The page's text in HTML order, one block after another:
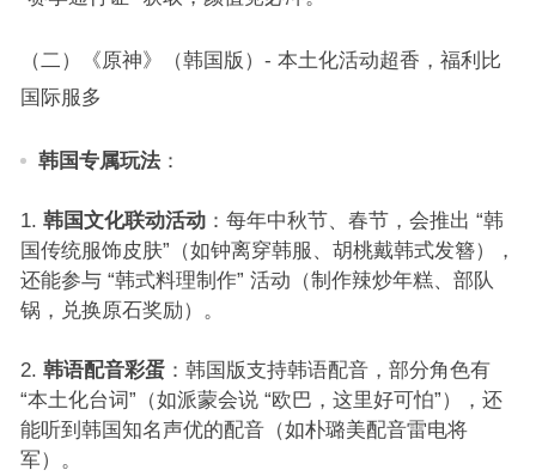
（二）《原神》（韩国版）- 本土化活动超香，福利比
国际服多​
韩国专属玩法：​
韩国文化联动活动：每年中秋节、春节，会推出 “韩
国传统服饰皮肤”（如钟离穿韩服、胡桃戴韩式发簪），
还能参与 “韩式料理制作” 活动（制作辣炒年糕、部队
锅，兑换原石奖励）。​
韩语配音彩蛋：韩国版支持韩语配音，部分角色有
“本土化台词”（如派蒙会说 “欧巴，这里好可怕”），还
能听到韩国知名声优的配音（如朴璐美配音雷电将
军）。​